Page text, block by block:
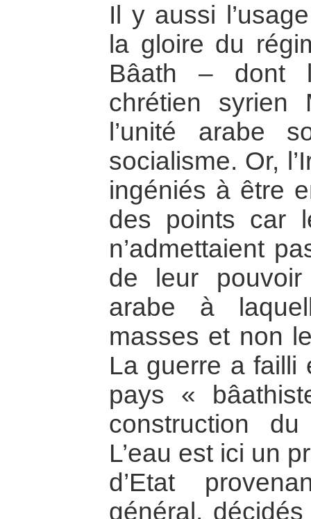
Il y aussi
la gloire du
Bâath – dont
chrétien syrien
l’unité arabe
socialisme. Or,
ingéniés à être
des points car
n’admettaient
de leur
arabe à
masses et non
La guerre a failli
pays «
construction
L’eau est ici un
d’Etat
général,